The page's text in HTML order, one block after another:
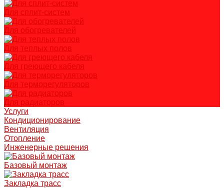
Для сплит-систем
Для обогревателей
Для теплых полов
Для греющего кабеля
Для терморегуляторов
Для радиаторов
Услуги
Кондиционирование
Вентиляция
Отопление
Инженерные решения
Базовый монтаж
Закладка трасс